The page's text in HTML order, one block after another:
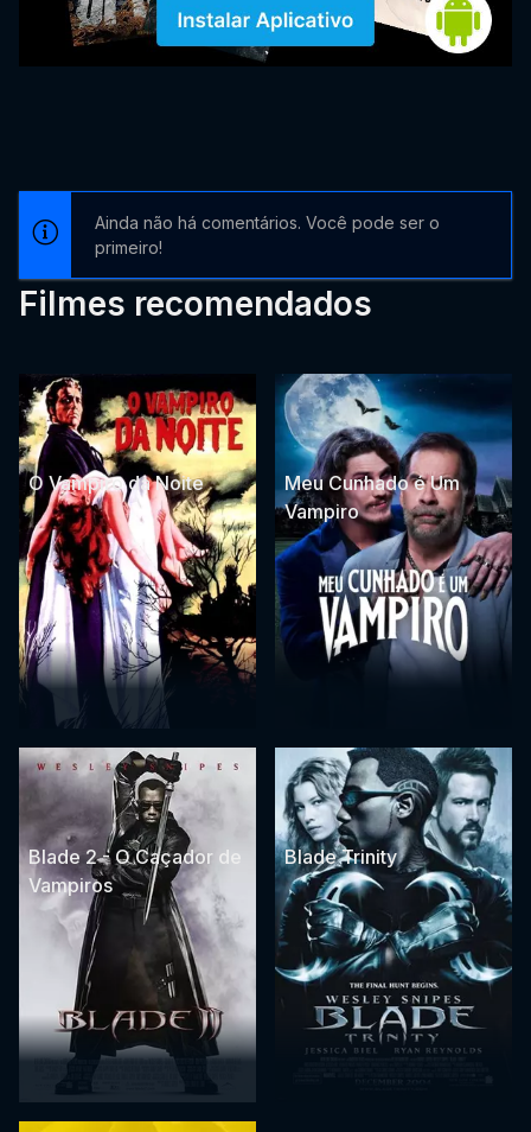
Ainda não há comentários. Você pode ser o
primeiro!
Filmes recomendados
O Vampiro da Noite
Meu Cunhado é Um
Vampiro
Blade 2 - O Caçador de
Vampiros
Blade Trinity